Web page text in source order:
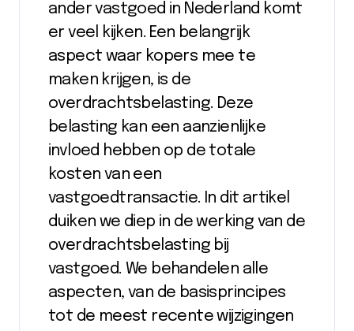
ander vastgoed in Nederland komt
er veel kijken. Een belangrijk
aspect waar kopers mee te
maken krijgen, is de
overdrachtsbelasting. Deze
belasting kan een aanzienlijke
invloed hebben op de totale
kosten van een
vastgoedtransactie. In dit artikel
duiken we diep in de werking van de
overdrachtsbelasting bij
vastgoed. We behandelen alle
aspecten, van de basisprincipes
tot de meest recente wijzigingen